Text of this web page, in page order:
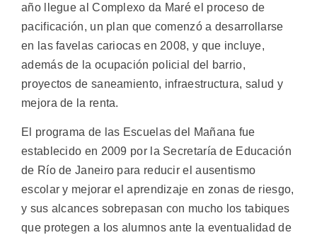
año llegue al Complexo da Maré el proceso de
pacificación, un plan que comenzó a desarrollarse
en las favelas cariocas en 2008, y que incluye,
además de la ocupación policial del barrio,
proyectos de saneamiento, infraestructura, salud y
mejora de la renta.
El programa de las Escuelas del Mañana fue
establecido en 2009 por la Secretaría de Educación
de Río de Janeiro para reducir el ausentismo
escolar y mejorar el aprendizaje en zonas de riesgo,
y sus alcances sobrepasan con mucho los tabiques
que protegen a los alumnos ante la eventualidad de